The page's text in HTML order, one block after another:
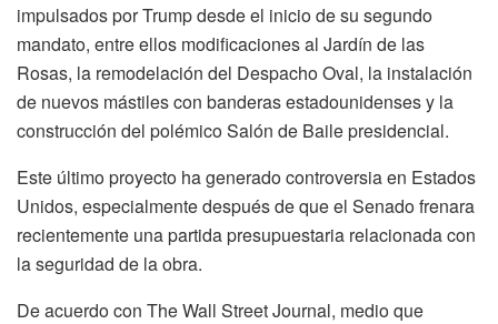
impulsados por Trump desde el inicio de su segundo
mandato, entre ellos modificaciones al Jardín de las
Rosas, la remodelación del Despacho Oval, la instalación
de nuevos mástiles con banderas estadounidenses y la
construcción del polémico Salón de Baile presidencial.
Este último proyecto ha generado controversia en Estados
Unidos, especialmente después de que el Senado frenara
recientemente una partida presupuestaria relacionada con
la seguridad de la obra.
De acuerdo con The Wall Street Journal, medio que